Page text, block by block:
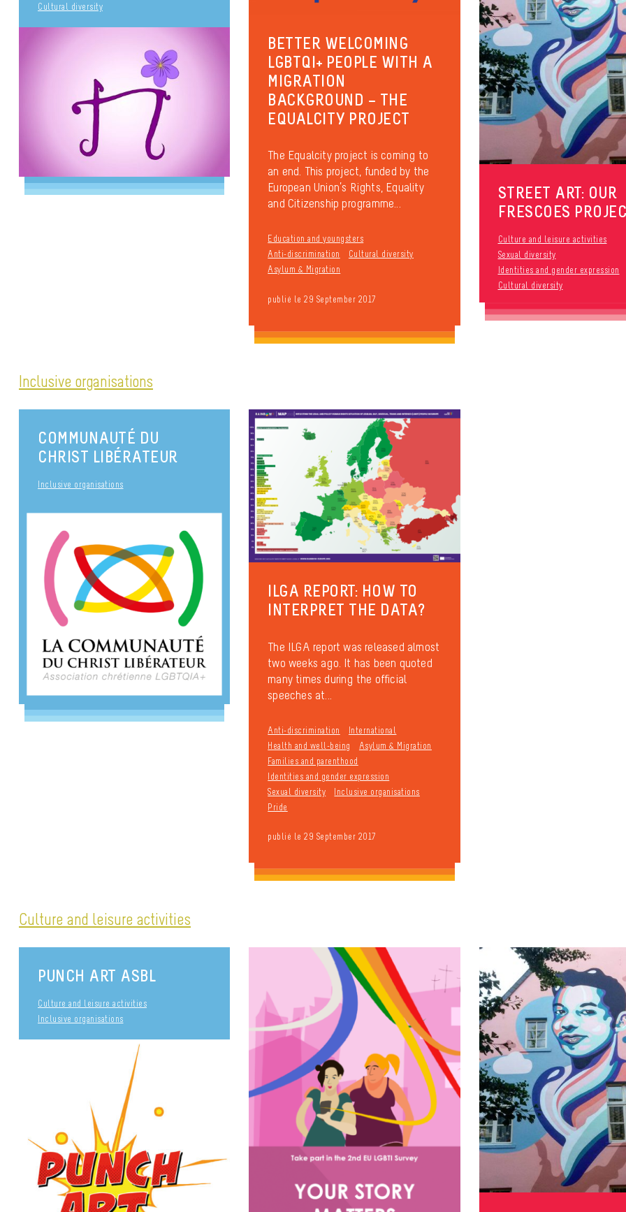
Cultural diversity
BETTER WELCOMING
LGBTQI+ PEOPLE WITH A
MIGRATION
BACKGROUND – THE
EQUALCITY PROJECT
The Equalcity project is coming to
an end. This project, funded by the
European Union’s Rights, Equality
and Citizenship programme...
Education and youngsters
Anti-discrimination
Cultural diversity
Asylum & Migration
publié le 29 September 2017
STREET ART: OUR
FRESCOES
Culture and leisure activities
Sexual diversity
Identities and gender expression
Cultural diversity
Inclusive organisations
COMMUNAUTÉ DU
CHRIST LIBÉRATEUR
Inclusive organisations
ILGA REPORT: HOW TO
INTERPRET THE DATA?
The ILGA report was released almost
two weeks ago. It has been quoted
many times during the official
speeches at...
Anti-discrimination
International
Health and well-being
Asylum & Migration
Families and parenthood
Identities and gender expression
Sexual diversity
Inclusive organisations
Pride
publié le 29 September 2017
Culture and leisure activities
PUNCH ART ASBL
Culture and leisure activities
Inclusive organisations